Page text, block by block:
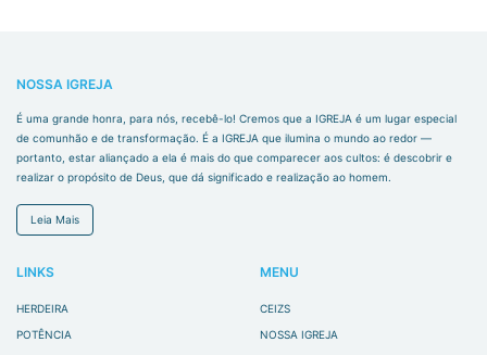
NOSSA IGREJA
É uma grande honra, para nós, recebê-lo! Cremos que a IGREJA é um lugar especial
de comunhão e de transformação. É a IGREJA que ilumina o mundo ao redor —
portanto, estar aliançado a ela é mais do que comparecer aos cultos: é descobrir e
realizar o propósito de Deus, que dá significado e realização ao homem.
Leia Mais
LINKS
HERDEIRA
POTÊNCIA
MENU
CEIZS
NOSSA IGREJA